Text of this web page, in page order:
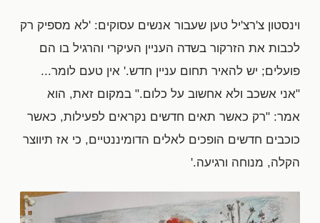
וינסטון צ'רצ'יל טען שעבור אנשים עסוקים: 'לא מספיק רק
לכבות את הזרקור בשדה העניין העיקרי והרגיל בו הם
פועלים; יש להאיר תחום עניין חדש.' אין טעם לומר...
"אני אשכב ולא אחשוב על כלום." במקום זאת, הוא
אמר: "רק כאשר תאים חדשים נקראים לפעילות, כאשר
כוכבים חדשים הופכים לאלים הדומיננטיים, כי אז תיווצר
הקלה, מנוחה ורגיעה.'